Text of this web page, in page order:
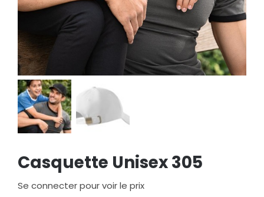
Casquette Unisex 305
Se connecter pour voir le prix